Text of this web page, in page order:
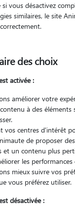
Contacter
demande est sans
vous désactivez
similaires, le site
des choix
activée :
améliorer votre
à des éléments
vos centres d'intérêt
de proposer
et un contenu plus
les
mieux suivre vos
vous préférez utiliser.
désactivée :